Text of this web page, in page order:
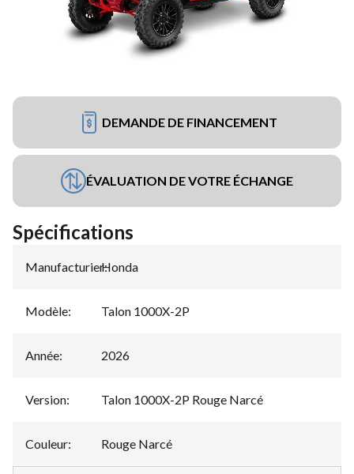
DEMANDE DE FINANCEMENT
ÉVALUATION DE VOTRE ÉCHANGE
Spécifications
Manufacturier:
Honda
Modèle: Talon 1000X-2P
Année: 2026
Version: Talon 1000X-2P Rouge Narcé
Couleur: Rouge Narcé